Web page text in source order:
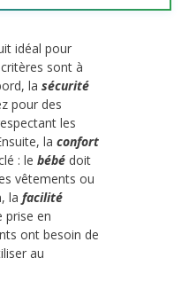
idéal pour
sont à
la sécurité
pour des
les
la confort
: le bébé doit
vêtements ou
la facilité
prise en
ont besoin de
au